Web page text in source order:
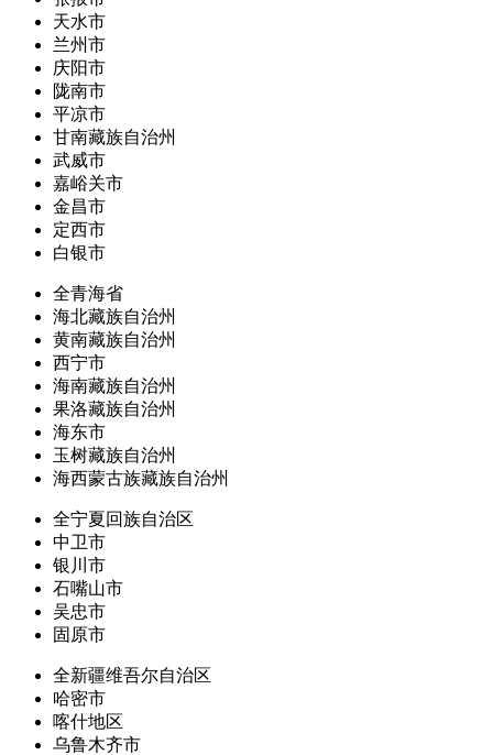
天水市
兰州市
庆阳市
陇南市
平凉市
甘南藏族自治州
武威市
嘉峪关市
金昌市
定西市
白银市
全青海省
海北藏族自治州
黄南藏族自治州
西宁市
海南藏族自治州
果洛藏族自治州
海东市
玉树藏族自治州
海西蒙古族藏族自治州
全宁夏回族自治区
中卫市
银川市
石嘴山市
吴忠市
固原市
全新疆维吾尔自治区
哈密市
喀什地区
乌鲁木齐市